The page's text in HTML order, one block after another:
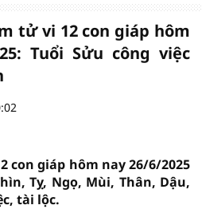
tử vi 12 con giáp hôm
Tuổi Sửu công việc
con giáp hôm nay 26/6/2025
Tỵ, Ngọ, Mùi, Thân, Dậu,
tài lộc.